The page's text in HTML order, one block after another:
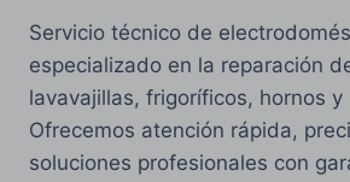
Servicio técnico de
especializado en la reparación
lavavajillas, frigoríficos, hornos y
Ofrecemos atención rápida,
soluciones profesionales con